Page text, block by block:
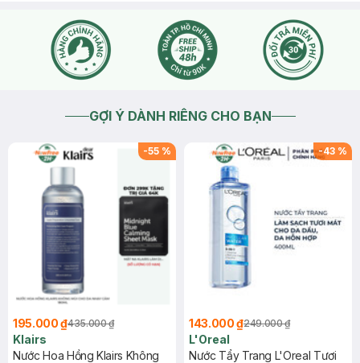
GỢI Ý DÀNH RIÊNG CHO BẠN
-55 %
195.000 ₫435.000 ₫
Klairs
Nước Hoa Hồng Klairs Không
-43 %
143.000 ₫249.000 ₫
L'Oreal
Nước Tẩy Trang L'Oreal Tươi